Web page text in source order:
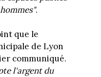
.
que le
de Lyon
communiqué.
l'argent du